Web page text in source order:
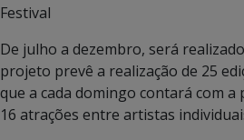
Festival
De julho a dezembro, será
projeto prevê a realização de 25
que a cada domingo contará com a
16 atrações entre artistas